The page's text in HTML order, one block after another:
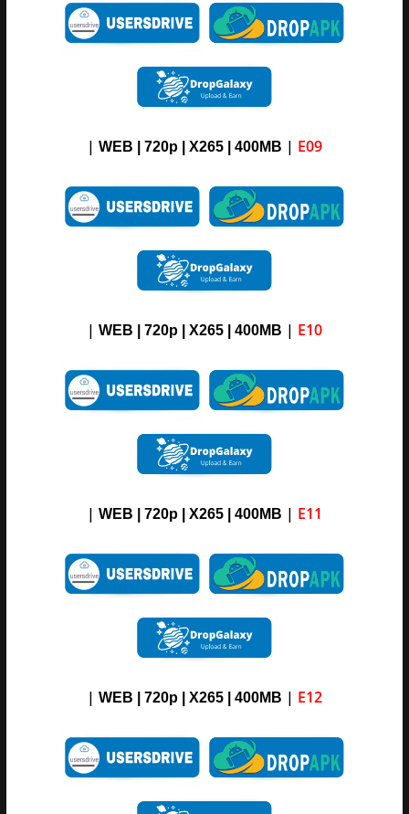
| WEB | 720p | X265 | 400M B | E09
| WEB | 720p | X265 | 400M B | E10
| WEB | 720p | X265 | 400M B | E11
| WEB | 720p | X265 | 400M B | E12